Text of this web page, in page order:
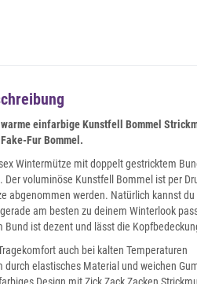
warme einfarbige Kunstfell Bommel
Fur Bommel.
Wintermütze mit doppelt gestricktem
Der voluminöse Kunstfell Bommel ist per
abgenommen werden. Natürlich kannst
am besten zu deinem Winterlook
Bund ist dezent und lässt die
auch bei kalten Temperaturen
durch elastisches Material und weichen